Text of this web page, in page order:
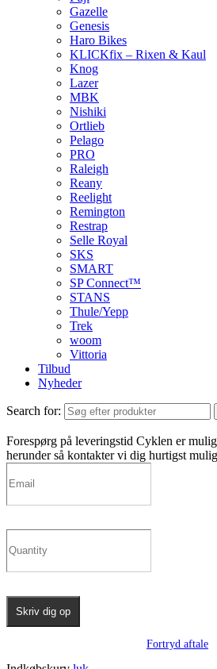
Gazelle
Genesis
Haro Bikes
KLICKfix – Rixen & Kaul
Knog
Lazer
MBK
Nishiki
Ortlieb
Pelago
PRO
Raleigh
Reany
Reelight
Remington
Restrap
Selle Royal
SKS
SMART
SP Connect™
STANS
Thule/Yepp
Trek
woom
Vittoria
Tilbud
Nyheder
Search for:
Forespørg på leveringstid Cyklen er
herunder så kontakter vi dig hurtigst
Skriv dig op
Fortryd aftale